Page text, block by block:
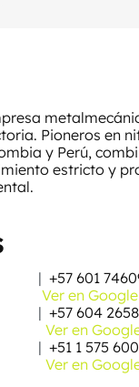
Pioneros en
y Perú,
estricto y
| +57 601
Ver en
| +57 604
Ver en
| +51 1 575
Ver en